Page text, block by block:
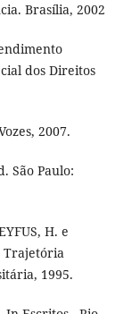
Brasília, 2002
dos Direitos
2007.
São Paulo:
H. e
Trajetória
1995.